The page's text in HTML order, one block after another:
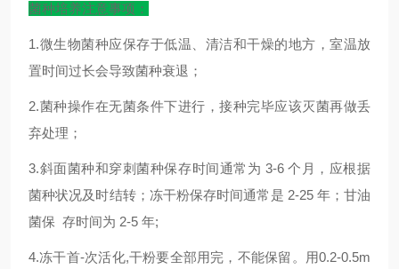
菌种培养注意事项：
1.微生物菌种应保存于低温、清洁和干燥的地方，室温放
置时间过长会导致菌种衰退；
2.菌种操作在无菌条件下进行，接种完毕应该灭菌再做丢
弃处理；
3.斜面菌种和穿刺菌种保存时间通常为 3-6 个月，应根据
菌种状况及时结转；冻干粉保存时间通常是 2-25 年；甘油
菌保 存时间为 2-5 年;
4.冻干首-次活化,干粉要全部用完，不能保留。用0.2-0.5m